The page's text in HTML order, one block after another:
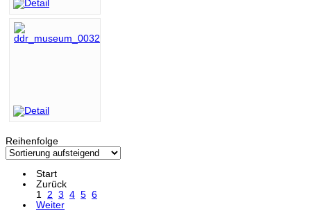
Reihenfolge
Start
Zurück
1 2 3 4 5 6
Weiter